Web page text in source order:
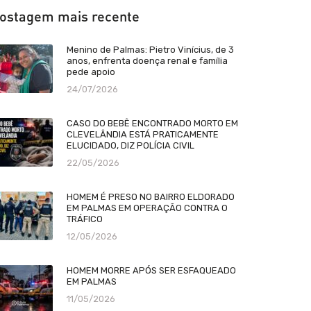
mais recente
Menino de Palmas: Pietro Vinícius, de 3
anos, enfrenta doença renal e família
pede apoio
24/07/2026
CASO DO BEBÊ ENCONTRADO MORTO EM
CLEVELÂNDIA ESTÁ PRATICAMENTE
ELUCIDADO, DIZ POLÍCIA CIVIL
22/05/2026
HOMEM É PRESO NO BAIRRO ELDORADO
EM PALMAS EM OPERAÇÃO CONTRA O
TRÁFICO
12/05/2026
HOMEM MORRE APÓS SER ESFAQUEADO
EM PALMAS
11/05/2026